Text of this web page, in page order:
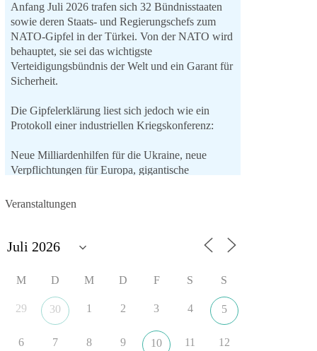
Anfang Juli 2026 trafen sich 32 Bündnisstaaten
sowie deren Staats- und Regierungschefs zum
NATO-Gipfel in der Türkei. Von der NATO wird
behauptet, sie sei das wichtigste
Verteidigungsbündnis der Welt und ein Garant für
Sicherheit.
Die Gipfelerklärung liest sich jedoch wie ein
Protokoll einer industriellen Kriegskonferenz:
Neue Milliardenhilfen für die Ukraine, neue
Verpflichtungen für Europa, gigantische
Verteidigungsindustrie, Modernisierung der
Forderung, der Iran dürfe keine Kernwaffe
friedensorientierte Politik?
Veranstaltungen
M D M D F S S
29 30 1 2 3 4 5
6 7 8 9 10 11 12